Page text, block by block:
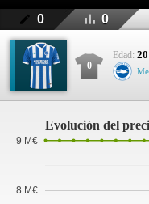
0 0
0
Edad: 20
Evolución del
8 M€
9 M€